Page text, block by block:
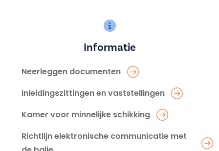
Informatie
Neerleggen documenten
Inleidingszittingen en vaststellingen
Kamer voor minnelijke schikking
Richtlijn elektronische communicatie met